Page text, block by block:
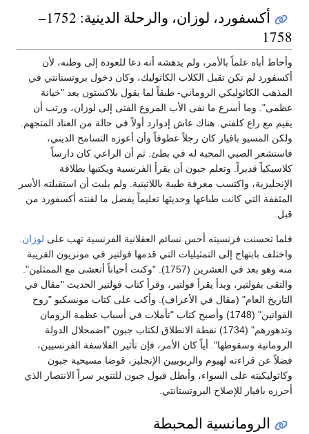
أكسفورد، لوزان، والرحلة الدينية: 1752–
1758
وأحاط أباه علماً بالأمر، ولم يدهشه أنه دعا للعودة إلى وطنه، لأن
أكسفورد لم تكن تقبل الكلاب الكاثوليك، وكان دخول بروتستانتي في
المذهب الكاثوليكي الروماني- طبقاً لما يقول بلاكستون يعد "خيانة
عظمى". وما أسرع ما نفى الأب المروع الفتى إلى لوزان، ورتب أن
يقيم مع راع كلفني. هناك عاش إدوارد أولاً في حالة من العناد المتجهم.
ولكن المسيو بافيار كان رجلاً عطوفاً وأن أعوزه التسامح الديني،
فاستشعر الصبي المحبة له في بطئ. ثم أن الراعي كان دارساً
كلاسيكياً قديراً. وتعلم جبون أن يقرأ الفرنسية ويكتبها بطلاقة
الإنجليزية، واكتسب معرفة طيبة باللاتينية. ولم يلبث أن استقبلته الأسر
المثقفة التي كانت طباعها وحديثها تعليماً يفضل ما لقنته أكسفورد من
قبل.
فلما تحسنت فرنسيته أحس نسائم العقلانية الفرنسية تهب على لوزان
واختلف بابتهاج إلى التمثيليات التي قدمها فولتير في مونريون القريبة
منه وهو بعد في العشرين (1757). "وكنت أحياناً أتعشى مع الممثلين".
والتقى بفولتير، وبدأ يقرأ فولتير، وقرأ كتاب فولتير الحديث "مقال في
التاريخ العام" (مقال في الأعراف). وأكب على كتاب مونسكيو "روح
القوانين" (1748) وأصبح كتاب "تأملات في أسباب عظمة الرومان
وتدهورهم" (1734) نقطة الانطلاق لكتاب جبون "اضمحلال الدولة
الرومانية وسقوطها". أياً كان الأمر، فإن تأثير الفلاسفة الفرنسيين،
فضلاً عن قراءته لهيوم والربوبيين الإنجليز، قوضا مسيحية جبون
وكاثوليكيته على السواء، وأبطل قبول جبون للتنوير سراً الانتصار الذي
أحرزه بافيار للإصلاح البروتستانتي.
الرومانسية المحبطة